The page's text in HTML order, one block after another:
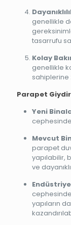
genellikle
tasarrufu
Kolay
genellikle
sahiplerine
Parapet
Yeni
Mevcut
parapet
yapılabilir,
ve
yapıların